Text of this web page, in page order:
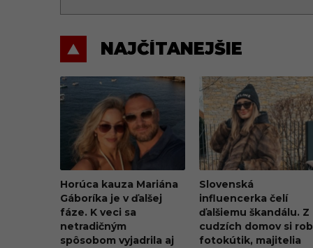
NAJČÍTANEJŠIE
Horúca kauza Mariána
Gáboríka je v ďalšej
fáze. K veci sa
netradičným
spôsobom vyjadrila aj
Slovenská
influencerka čelí
ďalšiemu škandálu. Z
cudzích domov si
fotokútik, majitelia